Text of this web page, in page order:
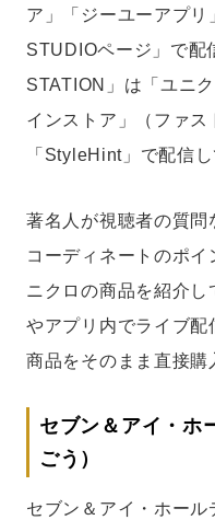
ア」「ジーユーアプ
STUDIOページ」で配
STATION」は「ユニ
インストア」（ファス
「StyleHint」で配信し
著名人が視聴者の質
コーディネートのポ
ニクロの商品を紹介し
やアプリ内でライブ配
商品をそのまま直接購
セブン＆アイ・ホ
ごう）
セブン＆アイ・ホー